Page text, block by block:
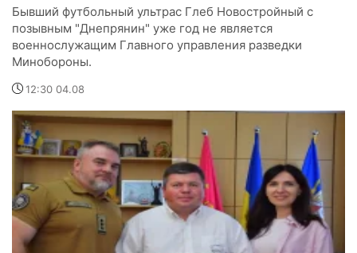
Бывший футбольный ультрас Глеб Новостройный с
позывным "Днепрянин" уже год не является
военнослужащим Главного управления разведки
Минобороны.
12:30 04.08